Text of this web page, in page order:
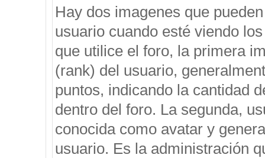
Hay dos imagenes que
usuario cuando esté viendo
que utilice el foro, la primera
(rank) del usuario,
puntos, indicando la cantidad
dentro del foro. La segunda,
conocida como avatar y
usuario. Es la administración